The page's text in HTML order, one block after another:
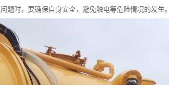
题时，要确保自身安全，避免触电等危险情况的发生。